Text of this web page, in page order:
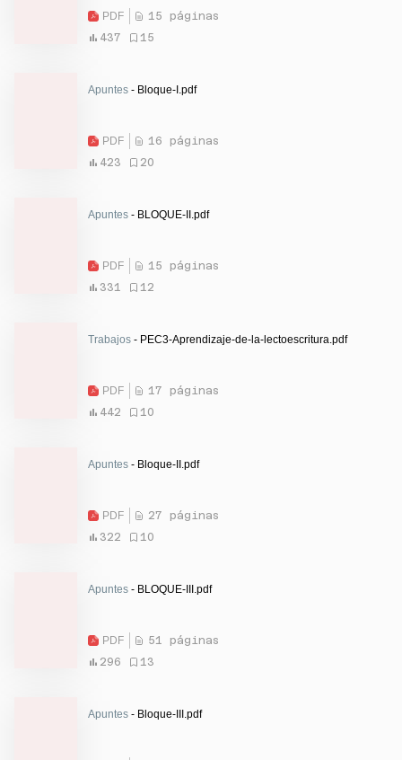
PDF
15 páginas
437
15
Apuntes - Bloque-I.pdf
PDF
16 páginas
423
20
Apuntes - BLOQUE-II.pdf
PDF
15 páginas
331
12
Trabajos - PEC3-Aprendizaje-de-la-lectoescritura.pdf
PDF
17 páginas
442
10
Apuntes - Bloque-II.pdf
PDF
27 páginas
322
10
Apuntes - BLOQUE-III.pdf
PDF
51 páginas
296
13
Apuntes - Bloque-III.pdf